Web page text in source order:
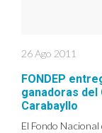
26 Ago 2011
FONDEP
ganadoras del
Carabayllo
El Fondo